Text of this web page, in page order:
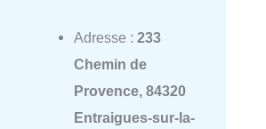
Adresse : 233
Chemin de
Provence, 84320
Entraigues-sur-la-